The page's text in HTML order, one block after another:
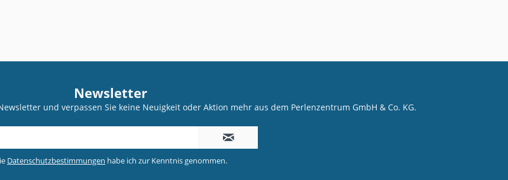
Newsletter
und verpassen Sie keine Neuigkeit oder Aktion mehr aus dem Perlenzentrum GmbH & Co. KG.
Datenschutzbestimmungen habe ich zur Kenntnis genommen.